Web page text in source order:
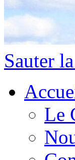
Sauter
Le